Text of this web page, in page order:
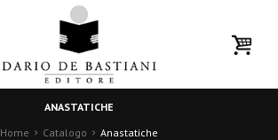
ANASTATICHE
Home
Catalogo Anastatiche